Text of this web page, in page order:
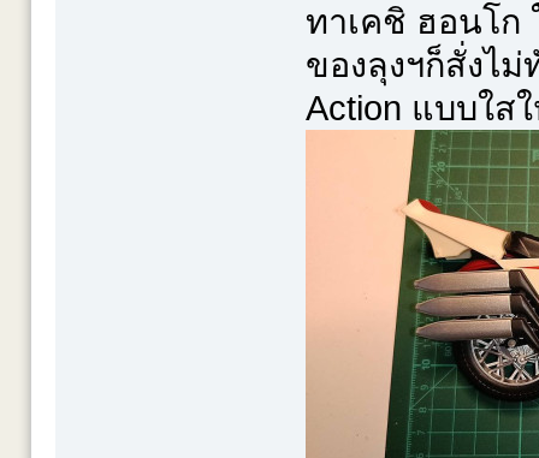
ทาเคชิ ฮอนโก
ของลุงฯก็สั่งไ
Action แบบใส